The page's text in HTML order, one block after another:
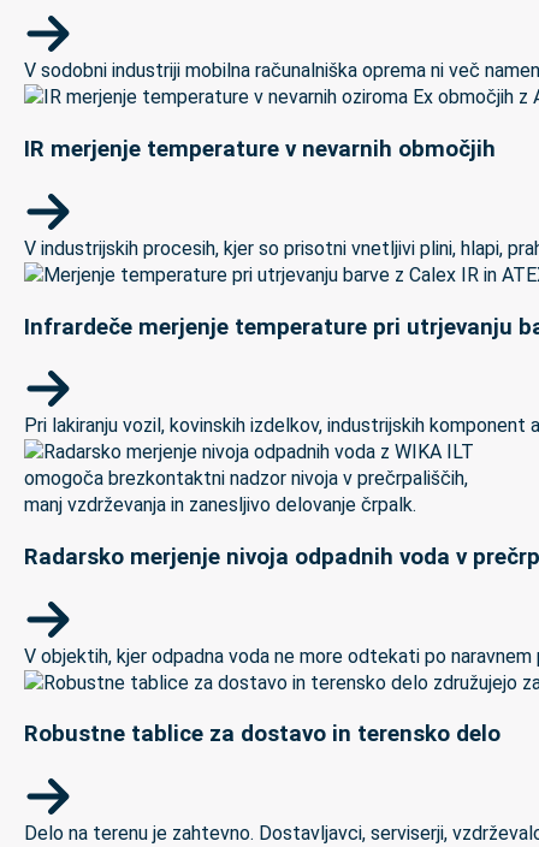
V sodobni industriji mobilna računalniška oprema ni več
IR merjenje temperature v nevarnih območjih
V industrijskih procesih, kjer so prisotni vnetljivi plini, hlapi,
Infrardeče merjenje temperature pri utrjevanju
Pri lakiranju vozil, kovinskih izdelkov, industrijskih
Radarsko merjenje nivoja odpadnih voda v
V objektih, kjer odpadna voda ne more odtekati po
Robustne tablice za dostavo in terensko delo
Delo na terenu je zahtevno. Dostavljavci, serviserji,